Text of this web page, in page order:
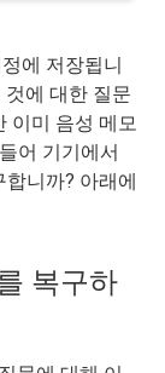
에 저장됩니
것에 대한 질문
이미 음성 메모
어 기기에서
니까? 아래에
복구하